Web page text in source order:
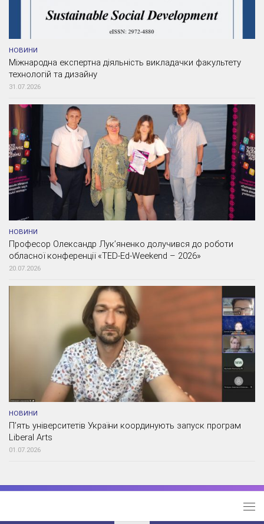
НОВИНИ
Міжнародна експертна діяльність викладачки факультету
технологій та дизайну
31.07.2026
НОВИНИ
Професор Олександр Лук’яненко долучився до роботи
обласної конференції «TED-Ed-Weekend – 2026»
20.07.2026
НОВИНИ
П’ять університетів України координують запуск програм
Liberal Arts
01.07.2026